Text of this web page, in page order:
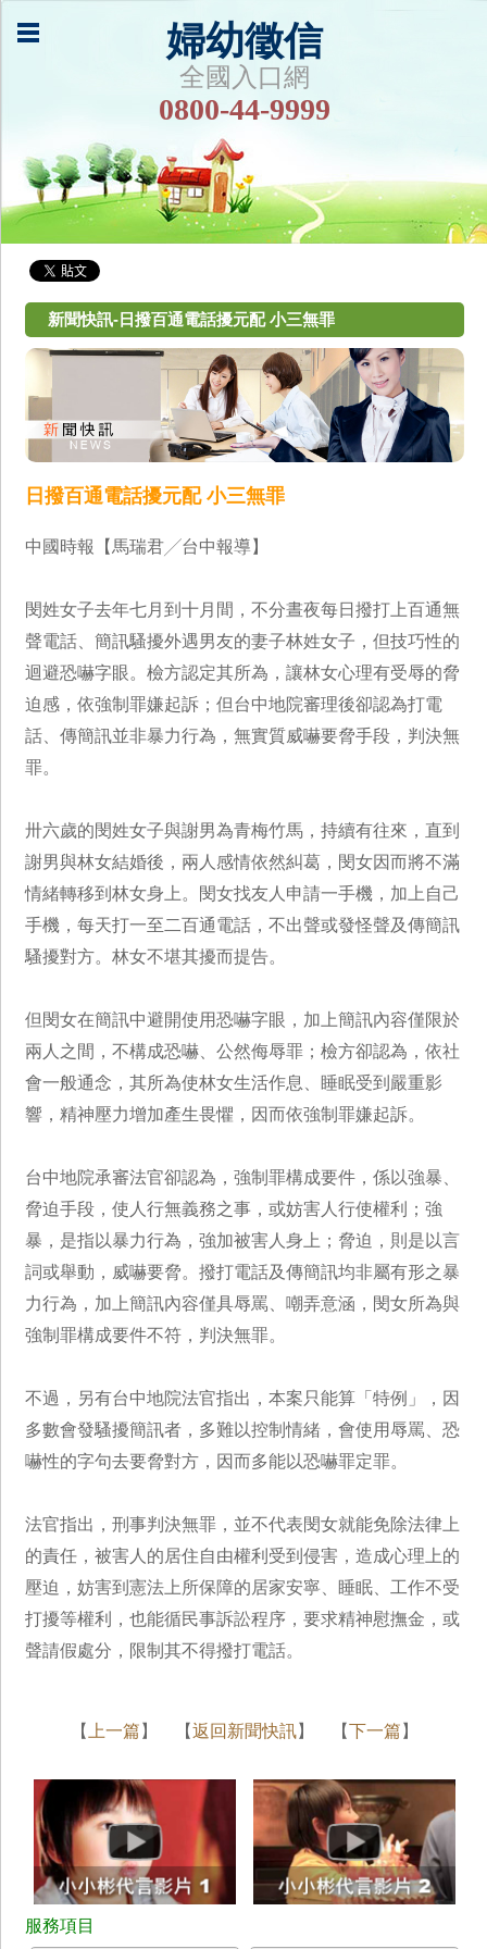
婦幼徵信
全國入口網
0800-44-9999
新聞快訊-日撥百通電話擾元配 小三無罪
日撥百通電話擾元配 小三無罪
中國時報【馬瑞君╱台中報導】
閔姓女子去年七月到十月間，不分晝夜每日撥打上百通無
聲電話、簡訊騷擾外遇男友的妻子林姓女子，但技巧性的
迴避恐嚇字眼。檢方認定其所為，讓林女心理有受辱的脅
迫感，依強制罪嫌起訴；但台中地院審理後卻認為打電
話、傳簡訊並非暴力行為，無實質威嚇要脅手段，判決無
罪。
卅六歲的閔姓女子與謝男為青梅竹馬，持續有往來，直到
謝男與林女結婚後，兩人感情依然糾葛，閔女因而將不滿
情緒轉移到林女身上。閔女找友人申請一手機，加上自己
手機，每天打一至二百通電話，不出聲或發怪聲及傳簡訊
騷擾對方。林女不堪其擾而提告。
但閔女在簡訊中避開使用恐嚇字眼，加上簡訊內容僅限於
兩人之間，不構成恐嚇、公然侮辱罪；檢方卻認為，依社
會一般通念，其所為使林女生活作息、睡眠受到嚴重影
響，精神壓力增加產生畏懼，因而依強制罪嫌起訴。
台中地院承審法官卻認為，強制罪構成要件，係以強暴、
脅迫手段，使人行無義務之事，或妨害人行使權利；強
暴，是指以暴力行為，強加被害人身上；脅迫，則是以言
詞或舉動，威嚇要脅。撥打電話及傳簡訊均非屬有形之暴
力行為，加上簡訊內容僅具辱罵、嘲弄意涵，閔女所為與
強制罪構成要件不符，判決無罪。
不過，另有台中地院法官指出，本案只能算「特例」，因
多數會發騷擾簡訊者，多難以控制情緒，會使用辱罵、恐
嚇性的字句去要脅對方，因而多能以恐嚇罪定罪。
法官指出，刑事判決無罪，並不代表閔女就能免除法律上
的責任，被害人的居住自由權利受到侵害，造成心理上的
壓迫，妨害到憲法上所保障的居家安寧、睡眠、工作不受
打擾等權利，也能循民事訴訟程序，要求精神慰撫金，或
聲請假處分，限制其不得撥打電話。
【 上一篇 】 【返回新聞快訊】 【下一篇 】